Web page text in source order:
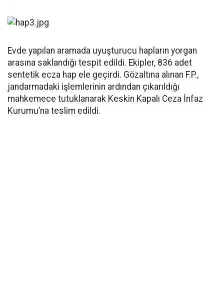
Evde yapılan aramada uyuşturucu hapların yorgan
arasına saklandığı tespit edildi. Ekipler, 836 adet
sentetik ecza hap ele geçirdi. Gözaltına alınan F.P.,
jandarmadaki işlemlerinin ardından çıkarıldığı
mahkemece tutuklanarak Keskin Kapalı Ceza İnfaz
Kurumu’na teslim edildi.